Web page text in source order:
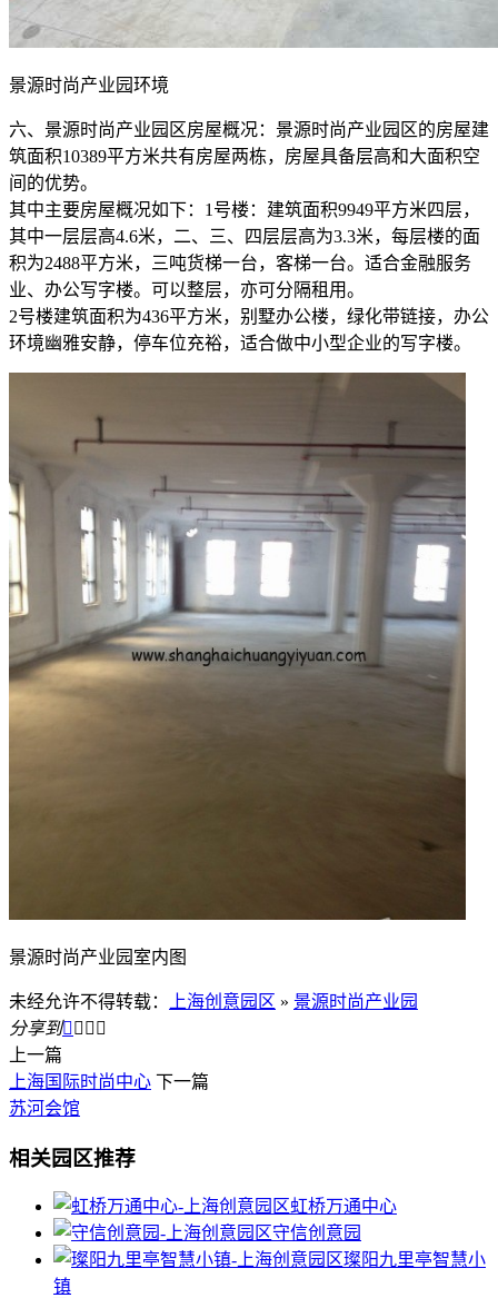
景源时尚产业园环境
六、景源时尚产业园区房屋概况：景源时尚产业园区的房屋建
筑面积10389平方米共有房屋两栋，房屋具备层高和大面积空
间的优势。
其中主要房屋概况如下：1号楼：建筑面积9949平方米四层，
其中一层层高4.6米，二、三、四层层高为3.3米，每层楼的面
积为2488平方米，三吨货梯一台，客梯一台。适合金融服务
业、办公写字楼。可以整层，亦可分隔租用。
2号楼建筑面积为436平方米，别墅办公楼，绿化带链接，办公
环境幽雅安静，停车位充裕，适合做中小型企业的写字楼。
景源时尚产业园室内图
未经允许不得转载： 上海创意园区 » 景源时尚产业园
分享到   
上一篇
上海国际时尚中心 下一篇
苏河会馆
相关园区推荐
虹桥万通中心
守信创意园
璨阳九里亭智慧小
镇